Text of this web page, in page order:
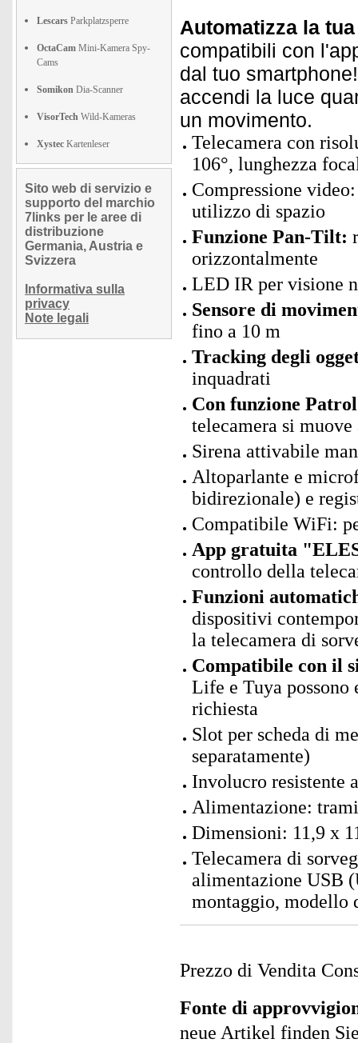
Lescars Parkplatzsperre
OctaCam Mini-Kamera Spy-
Cams
Somikon Dia-Scanner
VisorTech Wild-Kameras
Xystec Kartenleser
Sito web di servizio e
supporto del marchio
7links per le aree di
distribuzione
Germania, Austria e
Svizzera
Informativa sulla
privacy
Note legali
Automatizza la
compatibili con
dal tuo
accendi la luce
un movimento.
Telecamera con
106°, lunghezza
Compressione
utilizzo di spazio
Funzione Pan-Tilt:
orizzontalmente
LED IR per visione
Sensore di
fino a 10 m
Tracking degli
inquadrati
Con funzione Patrol
telecamera si
Sirena attivabile
Altoparlante e
bidirezionale) e
Compatibile WiFi:
App gratuita
controllo della
Funzioni
dispositivi
la telecamera di
Compatibile con il
Life e Tuya possono
richiesta
Slot per scheda di
separatamente)
Involucro resistente
Alimentazione:
Dimensioni: 11,9 x
Telecamera di
alimentazione USB
montaggio, modello
Prezzo di Vendita
Fonte di
neue Artikel finden